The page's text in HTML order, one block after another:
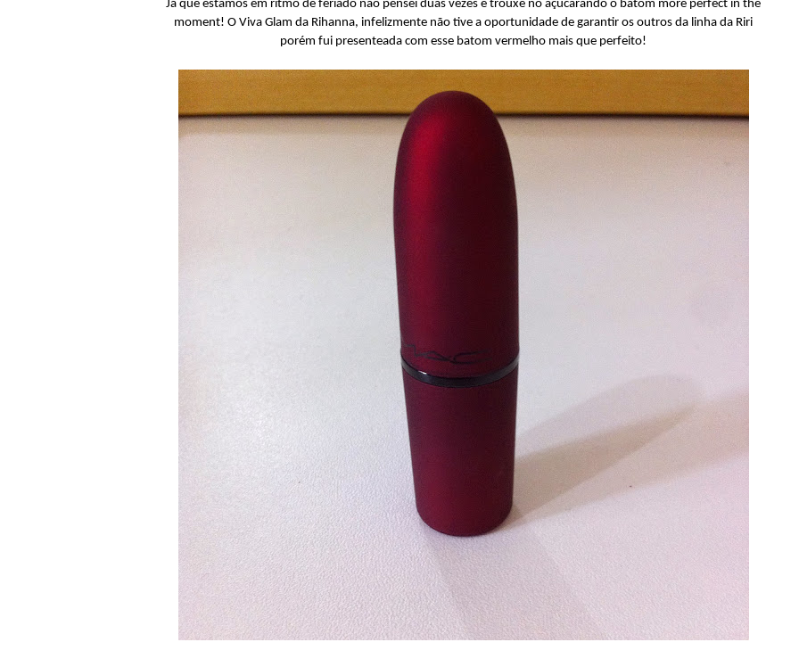
Já que estamos em ritmo de feriado não pensei duas vezes e trouxe no açucarando o batom more perfect in the
moment! O Viva Glam da Rihanna, infelizmente não tive a oportunidade de garantir os outros da linha da Riri
porém fui presenteada com esse batom vermelho mais que perfeito!